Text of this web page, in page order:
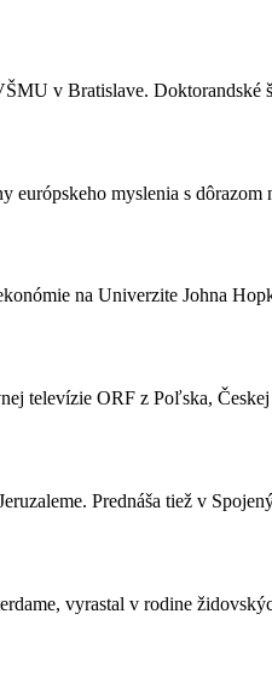
v Bratislave. Doktorandské
európskeho myslenia s
na Univerzite Johna
televízie ORF z Poľska,
Prednáša tiež v
vyrastal v rodine